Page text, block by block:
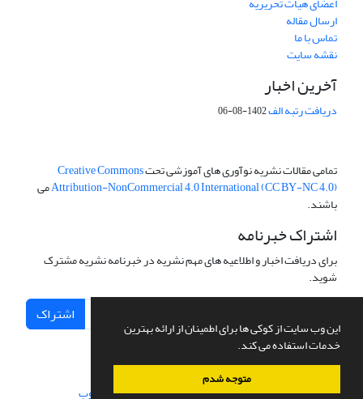
این وب سایت از کوکی ها برای اطمینان از ارائه بهترین
خدمات استفاده می کند.
متوجه شدم
ارسال مقاله
تماس با ما
نقشه سایت
آخرین اخبار
دریافت رتبه الف1402-08-06
تمامی مقالات نشریه نوآوری های آموزشی تحتCreative Commons
Attribution-NonCommercial 4.0 International (CC BY-NC 4.0)می
باشند.
اشتراک خبرنامه
برای دریافت اخبار و اطلاعیه های مهم نشریه در خبرنامه نشریه مشترک
شوید.
اشتراک
سامانه مدیریت نشریات علمی.طراحی و پیاده سازی از سیناوب